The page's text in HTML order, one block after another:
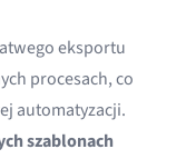
eksportu
procesach, co
automatyzacji.
szablonach